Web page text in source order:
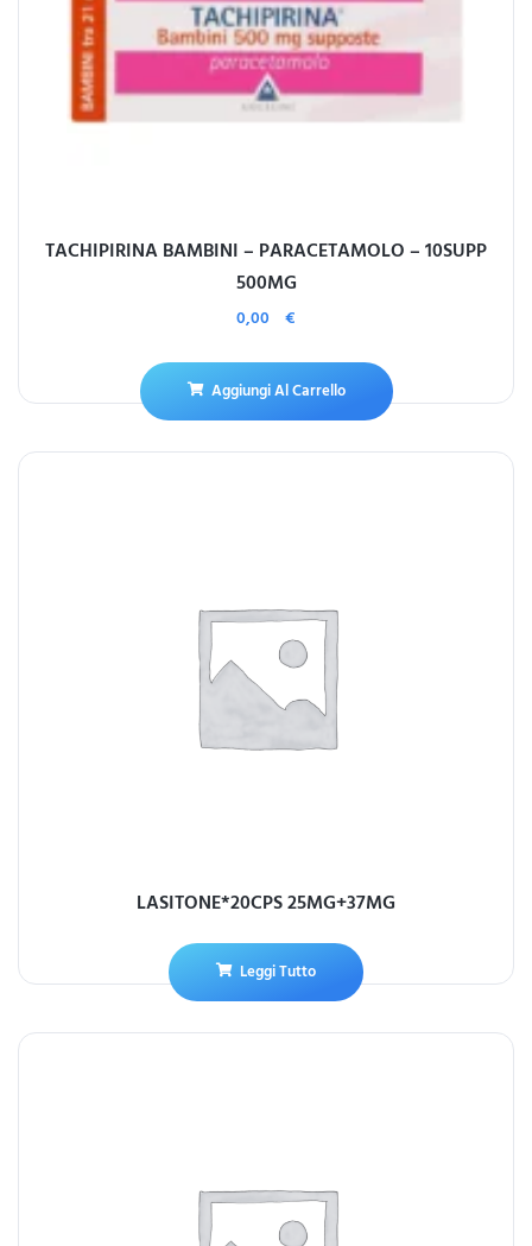
TACHIPIRINA BAMBINI – PARACETAMOLO – 10SUPP
500MG
0,00 €
Aggiungi Al Carrello
LASITONE*20CPS 25MG+37MG
Leggi Tutto